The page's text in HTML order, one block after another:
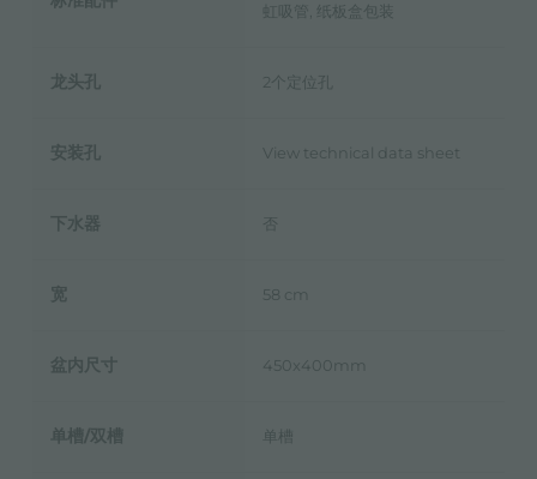
虹吸管, 纸板盒包装
龙头孔 2个定位孔
安装孔 View technical data sheet
下水器 否
宽 58 cm
盆内尺寸 450x400mm
单槽/双槽 单槽